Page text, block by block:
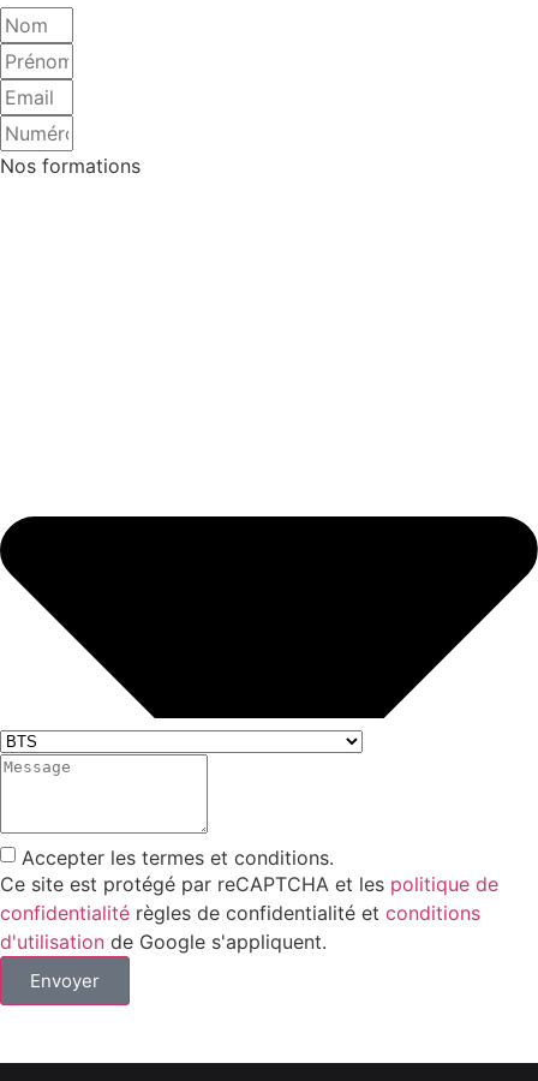
Nos formations
Accepter les termes et conditions.
Ce site est protégé par reCAPTCHA et les politique de
confidentialité règles de confidentialité et conditions
d'utilisation de Google s'appliquent.
Envoyer